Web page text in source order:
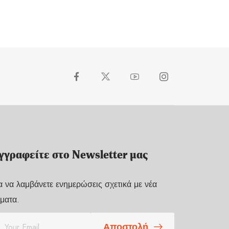
στο Newsletter μας
να λαμβάνετε ενημερώσεις σχετικά με νέα